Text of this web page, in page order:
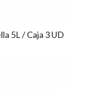
5L / Caja 3 UD